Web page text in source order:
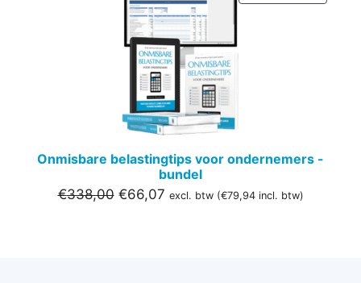
IN
Onmisbare belastingtips voor ondernemers -
bundel
€338,00 Oorspronkelijke
€66,07Huidige
excl. btw (€79,94incl. btw)